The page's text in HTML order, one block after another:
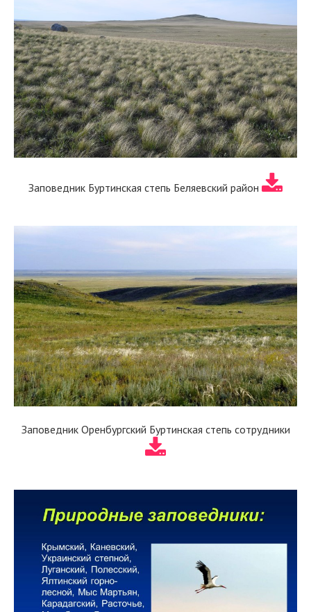
Заповедник Буртинская степь Беляевский район
Заповедник Оренбургский Буртинская степь сотрудники